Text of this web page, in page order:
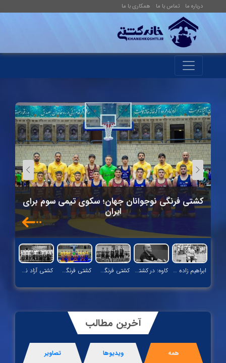
درباره ما تماس با ما همکاری با ما
کشتی فرنگی نوجوانان جهان؛ سکوی تیمی سوم برای
ایران
کشتی آزاد نوجوانان جهان؛ نایب قهرمانی ایران با کسب ۳ مدال طلا، ۱ نقره و ۲ مدال برنز کشتی فرنگی نوجوانان جهان؛ سکوی تیمی سوم برای ایران کشتی فرنگی نوجوان جهان؛ رضایی تنها طلایی پنج وزن نخست کاوه: در کشتی آزاد نفرات دوم خوبی نداریم و پشتوانه سازی نشده است/ باید با این امکانات قهرمان جهان شویم ابراهیم زاده به جای رحمان، نخودی در ۸۶ کیلو؛ ترکیب کشتی آزاد در بازی‌های آسیایی مشخص شد
آخرین مطالب
همه ویدیوها تصاویر